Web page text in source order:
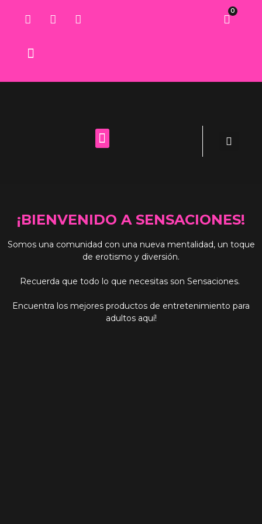
0
¡BIENVENIDO A SENSACIONES!
Somos una comunidad con una nueva mentalidad, un toque
de erotismo y diversión.
Recuerda que todo lo que necesitas son Sensaciones.
Encuentra los mejores productos de entretenimiento para
adultos aquí!